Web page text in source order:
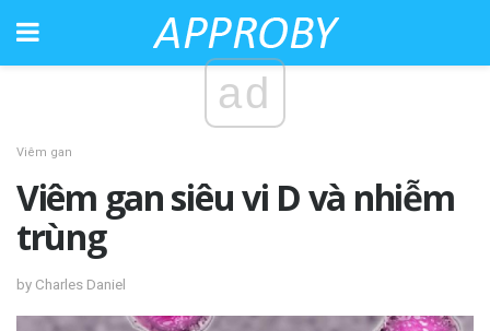
ad
Viêm gan
Viêm gan siêu vi D và nhiễm
trùng
by Charles Daniel